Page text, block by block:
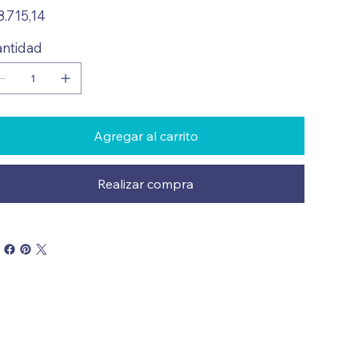
Agregar al carrito
Realizar compra